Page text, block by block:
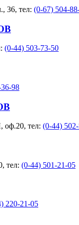
36, тел: (0-67) 504-
(0-44) 503-73-50
98
оф.20, тел: (0-44)
тел: (0-44) 501-21-05
220-21-05